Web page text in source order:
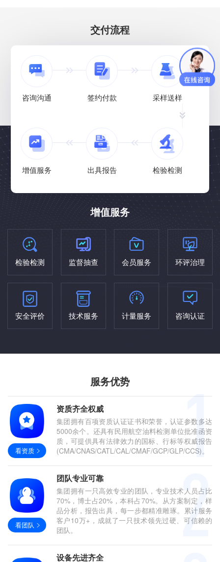
交付流程
咨询沟通 签约付款 采样送样
增值服务 出具报告 检验检测
增值服务
检验检测 监督抽查 会员服务 环评治理
安全评价 技术服务 计量服务 咨询认证
服务优势
看资质
资质齐全权威
集团拥有百项资质认证证书和荣誉，认证参数多达
5000余个。还具有民用航空油料检测单位批准函资
质，可提供具有法律效力的国标、行标等权威报告
(CMA/CNAS/CATL/CAL/CMAF/GCP/GLP/CCS)。
看团队
团队专业可靠
集团拥有一只高效专业的团队，专业技术人员占比
70%，博士占20%，本科占70%。从方案制定，样
品分析，报告出具，每一步都精准雕琢。累计服务
客户10万+，成就了一只技术领先过硬、可信赖的
团队。
设备先进齐全